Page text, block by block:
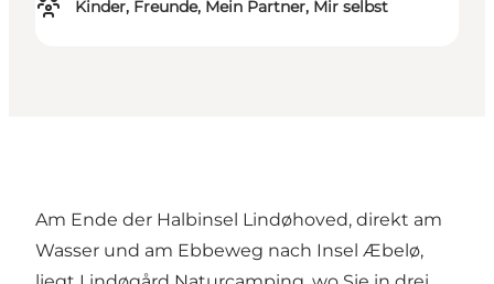
Kinder, Freunde, Mein Partner, Mir selbst
Am Ende der Halbinsel Lindøhoved, direkt am
Wasser und am Ebbeweg nach Insel Æbelø,